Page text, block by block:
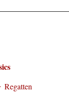
Regatten